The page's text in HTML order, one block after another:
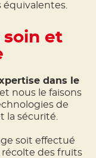
équivalentes.
soin et
dans le
nous le faisons
de
la sécurité.
soit effectué
récolte des fruits